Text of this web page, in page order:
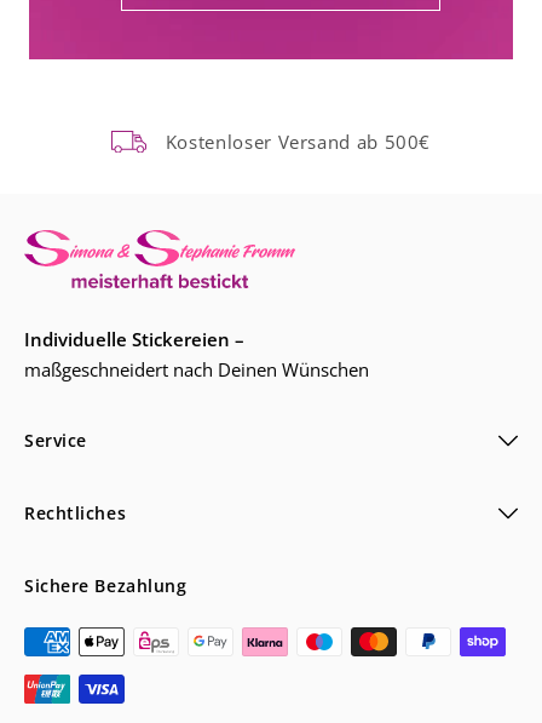
Kostenloser Versand ab 500€
Individuelle Stickereien –
maßgeschneidert nach Deinen Wünschen
Service
Rechtliches
Sichere Bezahlung